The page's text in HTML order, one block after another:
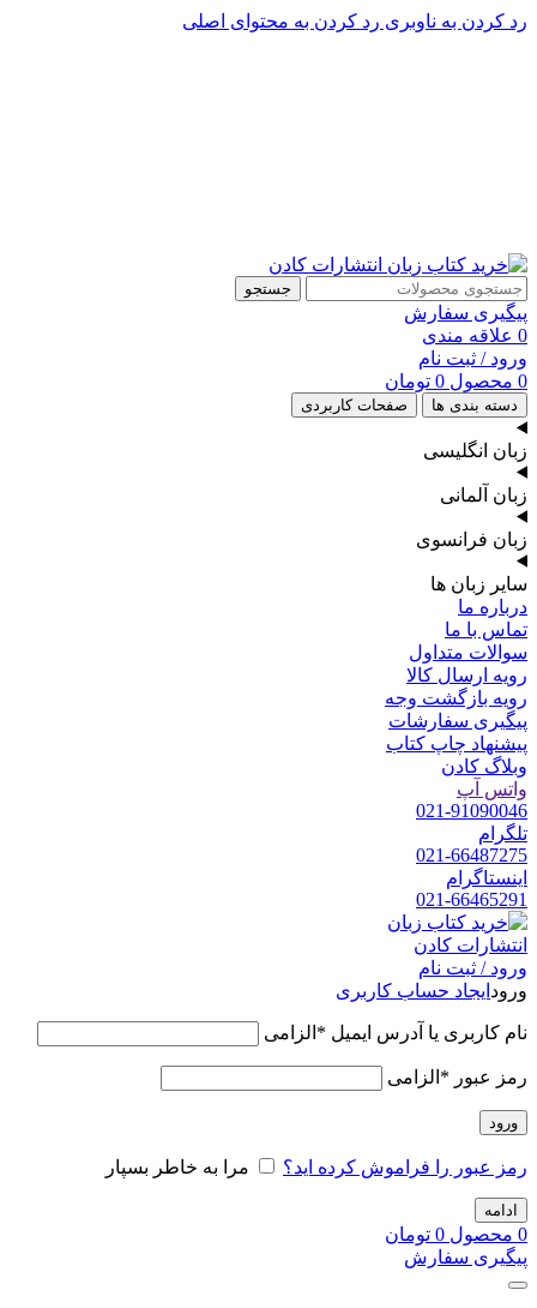
رد کردن به ناوبری رد کردن به محتوای اصلی
جستجو
پیگیری سفارش
0 علاقه مندی
ورود / ثبت نام
0 محصول 0 تومان
دسته بندی ها صفحات کاربردی
زبان انگلیسی
زبان آلمانی
زبان فرانسوی
سایر زبان ها
درباره ما
تماس با ما
سوالات متداول
رویه ارسال کالا
رویه بازگشت وجه
پیگیری سفارشات
پیشنهاد چاپ کتاب
وبلاگ کادن
واتس آپ
021-91090046
تلگرام
021-66487275
اینستاگرام
021-66465291
ورود / ثبت نام
ورود ایجاد حساب کاربری
نام کاربری یا آدرس ایمیل * الزامی
رمز عبور * الزامی
ورود
رمز عبور را فراموش کرده اید؟ مرا به خاطر بسپار
ادامه
0 محصول 0 تومان
پیگیری سفارش